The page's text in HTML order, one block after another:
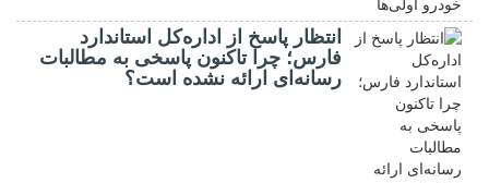
انتظار پاسخ از اداره‌کل استاندارد
فارس؛ چرا تاکنون پاسخی به مطالبات
رسانه‌ای ارائه نشده است؟